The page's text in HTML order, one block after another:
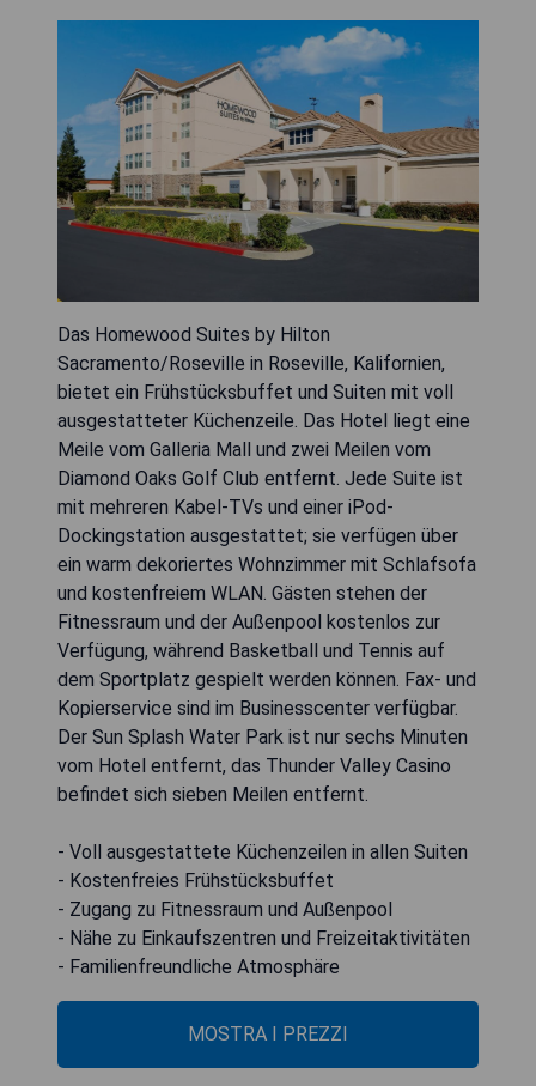
Das Homewood Suites by Hilton
Sacramento/Roseville in Roseville, Kalifornien,
bietet ein Frühstücksbuffet und Suiten mit voll
ausgestatteter Küchenzeile. Das Hotel liegt eine
Meile vom Galleria Mall und zwei Meilen vom
Diamond Oaks Golf Club entfernt. Jede Suite ist
mit mehreren Kabel-TVs und einer iPod-
Dockingstation ausgestattet; sie verfügen über
ein warm dekoriertes Wohnzimmer mit Schlafsofa
und kostenfreiem WLAN. Gästen stehen der
Fitnessraum und der Außenpool kostenlos zur
Verfügung, während Basketball und Tennis auf
dem Sportplatz gespielt werden können. Fax- und
Kopierservice sind im Businesscenter verfügbar.
Der Sun Splash Water Park ist nur sechs Minuten
vom Hotel entfernt, das Thunder Valley Casino
befindet sich sieben Meilen entfernt.
- Voll ausgestattete Küchenzeilen in allen Suiten
- Kostenfreies Frühstücksbuffet
- Zugang zu Fitnessraum und Außenpool
- Nähe zu Einkaufszentren und Freizeitaktivitäten
- Familienfreundliche Atmosphäre
MOSTRA I PREZZI